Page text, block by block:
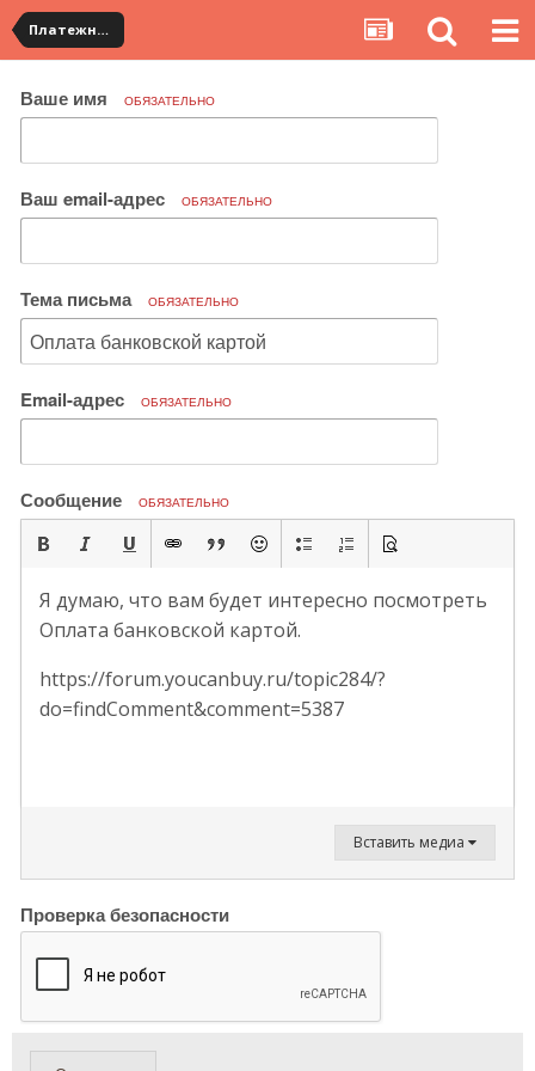
Платежная система ALIPAY и оплата банковскими картами
Ваше имя ОБЯЗАТЕЛЬНО
Ваш email-адрес ОБЯЗАТЕЛЬНО
Тема письма ОБЯЗАТЕЛЬНО
Email-адрес ОБЯЗАТЕЛЬНО
Сообщение ОБЯЗАТЕЛЬНО
Я думаю, что вам будет интересно посмотреть
Оплата банковской картой.
https://forum.youcanbuy.ru/topic284/?
do=findComment&comment=5387
Вставить медиа
Проверка безопасности